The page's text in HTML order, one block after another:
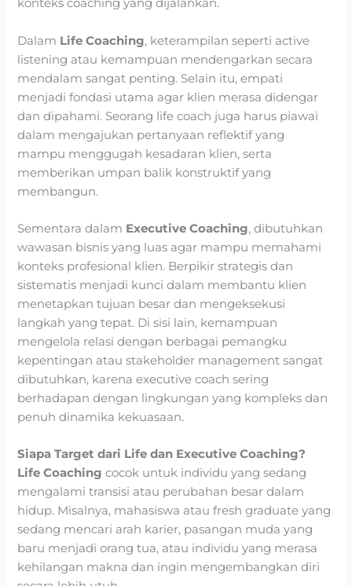
konteks coaching yang dijalankan.
Dalam Life Coaching, keterampilan seperti active
listening atau kemampuan mendengarkan secara
mendalam sangat penting. Selain itu, empati
menjadi fondasi utama agar klien merasa didengar
dan dipahami. Seorang life coach juga harus piawai
dalam mengajukan pertanyaan reflektif yang
mampu menggugah kesadaran klien, serta
memberikan umpan balik konstruktif yang
membangun.
Sementara dalam Executive Coaching, dibutuhkan
wawasan bisnis yang luas agar mampu memahami
konteks profesional klien. Berpikir strategis dan
sistematis menjadi kunci dalam membantu klien
menetapkan tujuan besar dan mengeksekusi
langkah yang tepat. Di sisi lain, kemampuan
mengelola relasi dengan berbagai pemangku
kepentingan atau stakeholder management sangat
dibutuhkan, karena executive coach sering
berhadapan dengan lingkungan yang kompleks dan
penuh dinamika kekuasaan.
Siapa Target dari Life dan Executive Coaching?
Life Coaching cocok untuk individu yang sedang
mengalami transisi atau perubahan besar dalam
hidup. Misalnya, mahasiswa atau fresh graduate yang
sedang mencari arah karier, pasangan muda yang
baru menjadi orang tua, atau individu yang merasa
kehilangan makna dan ingin mengembangkan diri